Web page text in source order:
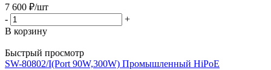
7 600 ₽/шт
-
+
В корзину
Быстрый просмотр
SW-80802/I(Port 90W,300W) Промышленный HiPoE